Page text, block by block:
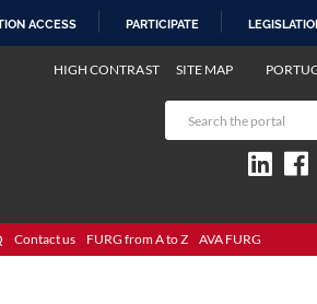
ACCESS PARTICIPATE
HIGH CONTRAST SITE MAP
Contact us FURG from A to Z AVA FURG